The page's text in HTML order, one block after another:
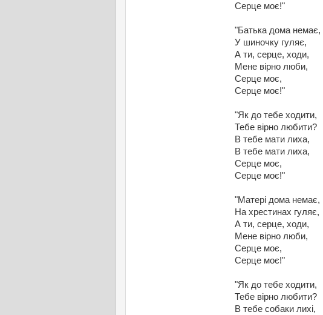
Серце моє!"
"Батька дома немає,
У шиночку гуляє,
А ти, серце, ходи,
Мене вірно люби,
Серце моє,
Серце мoє!"
"Як до тебе ходити,
Тебе вірно любити?
В тебе мати лиха,
В тебе мати лиха,
Серце моє,
Серце моє!"
"Матері дома немає,
На хрестинах гуляє,
А ти, серце, ходи,
Мене вірно люби,
Серце моє,
Серце моє!"
"Як до тебе ходити,
Тебе вірно любити?
В тебе собаки лихі,